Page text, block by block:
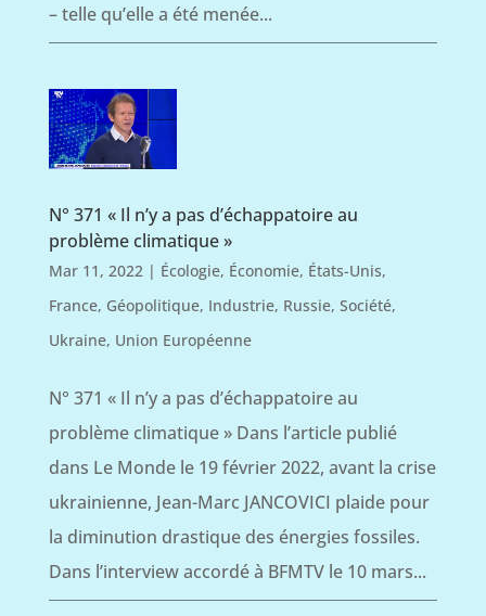
– telle qu’elle a été menée...
N° 371 « Il n’y a pas d’échappatoire au
problème climatique »
Mar 11, 2022| Écologie, Économie, États-Unis,
France, Géopolitique, Industrie, Russie, Société,
Ukraine, Union Européenne
N° 371 « Il n’y a pas d’échappatoire au
problème climatique » Dans l’article publié
dans Le Monde le 19 février 2022, avant la crise
ukrainienne, Jean-Marc JANCOVICI plaide pour
la diminution drastique des énergies fossiles.
Dans l’interview accordé à BFMTV le 10 mars...